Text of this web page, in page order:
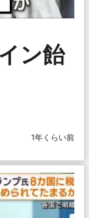
ン飴
1年くらい前